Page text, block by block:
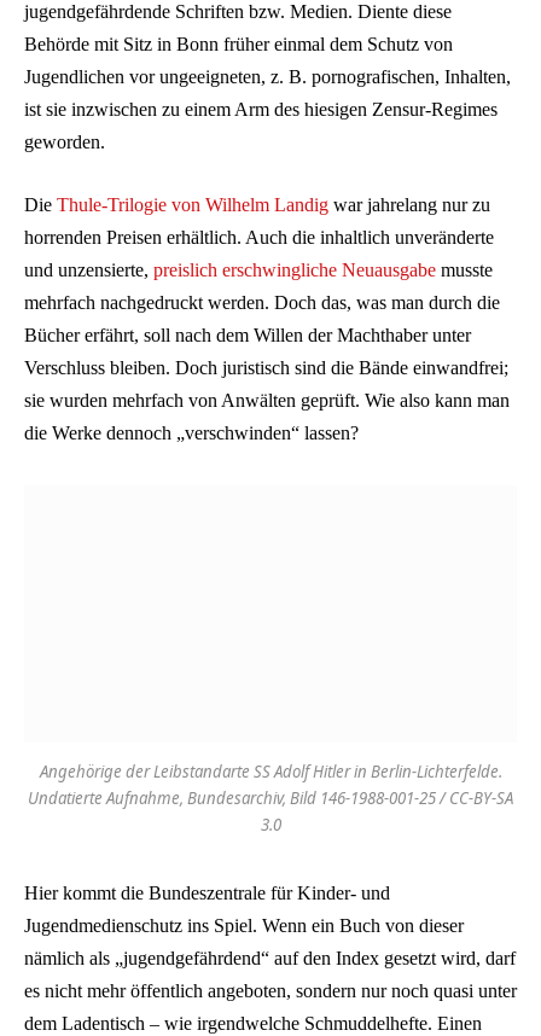
jugendgefährdende Schriften bzw. Medien. Diente diese
Behörde mit Sitz in Bonn früher einmal dem Schutz von
Jugendlichen vor ungeeigneten, z. B. pornografischen, Inhalten,
ist sie inzwischen zu einem Arm des hiesigen Zensur-Regimes
geworden.
Die Thule-Trilogie von Wilhelm Landig war jahrelang nur zu
horrenden Preisen erhältlich. Auch die inhaltlich unveränderte
und unzensierte, preislich erschwingliche Neuausgabe musste
mehrfach nachgedruckt werden. Doch das, was man durch die
Bücher erfährt, soll nach dem Willen der Machthaber unter
Verschluss bleiben. Doch juristisch sind die Bände einwandfrei;
sie wurden mehrfach von Anwälten geprüft. Wie also kann man
die Werke dennoch „verschwinden“ lassen?
Angehörige der Leibstandarte SS Adolf Hitler in Berlin-Lichterfelde.
Undatierte Aufnahme, Bundesarchiv, Bild 146-1988-001-25 / CC-BY-SA
3.0
Hier kommt die Bundeszentrale für Kinder- und
Jugendmedienschutz ins Spiel. Wenn ein Buch von dieser
nämlich als „jugendgefährdend“ auf den Index gesetzt wird, darf
es nicht mehr öffentlich angeboten, sondern nur noch quasi unter
dem Ladentisch – wie irgendwelche Schmuddelhefte. Einen